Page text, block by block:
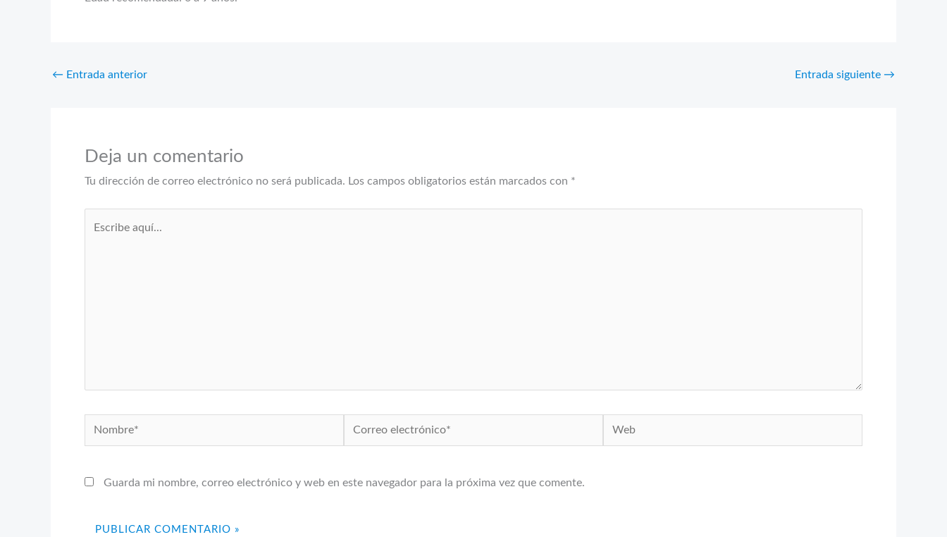
← Entrada anterior Entrada siguiente →
Deja un comentario
Tu dirección de correo electrónico no será publicada. Los campos obligatorios están marcados con *
Nombre*
Correo
electrónico*
Web
Guarda mi nombre, correo electrónico y web en este navegador para la próxima vez que comente.